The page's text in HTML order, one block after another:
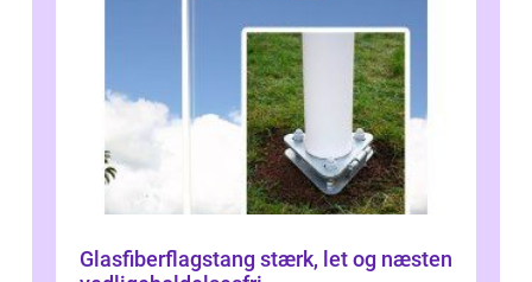
Glasfiberflagstang stærk, let og næsten